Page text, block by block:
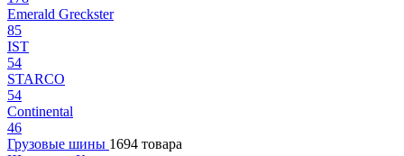
Emerald Greckster
85
IST
54
STARCO
54
Continental
46
Грузовые шины 1694 товара